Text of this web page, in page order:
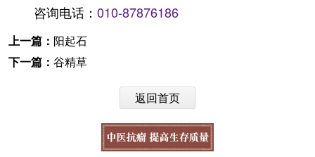
咨询电话： 010-87876186
上一篇： 阳起石
下一篇： 谷精草
返回首页